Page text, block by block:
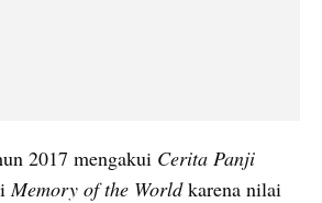
2017 mengakui Cerita Panji
Memory of the World karena nilai